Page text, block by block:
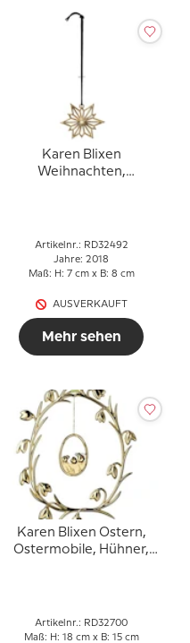
Karen Blixen
Weihnachten,
Artikelnr.: RD32492
Jahre: 2018
Maß: H: 7 cm x B: 8 cm
AUSVERKAUFT
Mehr sehen
Karen Blixen Ostern,
Ostermobile, Hühner,
Artikelnr.: RD32700
Maß: H: 18 cm x B: 15 cm